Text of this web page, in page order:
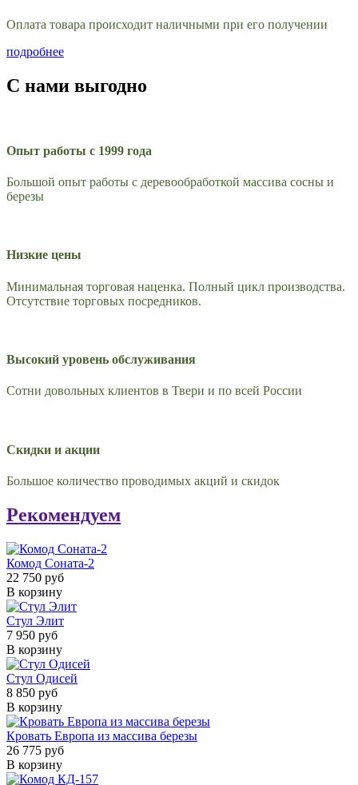
Оплата товара происходит наличными при его получении
подробнее
С нами выгодно
Опыт работы с 1999 года
Большой опыт работы с деревообработкой массива сосны и
березы
Низкие цены
Минимальная торговая наценка. Полный цикл производства.
Отсутствие торговых посредников.
Высокий уровень обслуживания
Сотни довольных клиентов в Твери и по всей России
Скидки и акции
Большое количество проводимых акций и скидок
Рекомендуем
Комод Соната-2
22 750 руб
В корзину
Стул Элит
7 950 руб
В корзину
Стул Одисей
8 850 руб
В корзину
Кровать Европа из массива березы
26 775 руб
В корзину